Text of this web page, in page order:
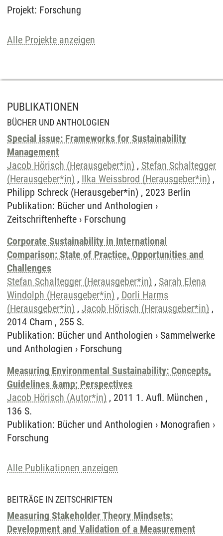
Projekt: Forschung
Alle Projekte anzeigen
PUBLIKATIONEN
BÜCHER UND ANTHOLOGIEN
Special issue: Frameworks for Sustainability
Management
Jacob Hörisch (Herausgeber*in) , Stefan Schaltegger
(Herausgeber*in) , Ilka Weissbrod (Herausgeber*in) ,
Philipp Schreck (Herausgeber*in) , 2023 Berlin
Publikation: Bücher und Anthologien ›
Zeitschriftenhefte › Forschung
Corporate Sustainability in International
Comparison: State of Practice, Opportunities and
Challenges
Stefan Schaltegger (Herausgeber*in) , Sarah Elena
Windolph (Herausgeber*in) , Dorli Harms
(Herausgeber*in) , Jacob Hörisch (Herausgeber*in) ,
2014 Cham , 255 S.
Publikation: Bücher und Anthologien › Sammelwerke
und Anthologien › Forschung
Measuring Environmental Sustainability: Concepts,
Guidelines &amp; Perspectives
Jacob Hörisch (Autor*in) , 2011 1. Aufl. München ,
136 S.
Publikation: Bücher und Anthologien › Monografien ›
Forschung
Alle Publikationen anzeigen
BEITRÄGE IN ZEITSCHRIFTEN
Measuring Stakeholder Theory Mindsets:
Development and Validation of a Measurement